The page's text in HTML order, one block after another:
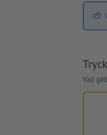
Vad